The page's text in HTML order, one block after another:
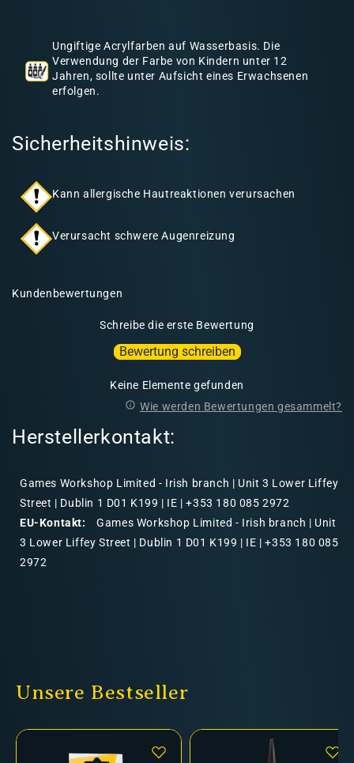
Ungiftige Acrylfarben auf Wasserbasis. Die
Verwendung der Farbe von Kindern unter 12
Jahren, sollte unter Aufsicht eines Erwachsenen
erfolgen.
Sicherheitshinweis:
Kann allergische Hautreaktionen verursachen
Verursacht schwere Augenreizung
Kundenbewertungen
Schreibe die erste Bewertung
Bewertung schreiben
Keine Elemente gefunden
Wie werden Bewertungen gesammelt?
Herstellerkontakt:
Games Workshop Limited - Irish branch | Unit 3 Lower Liffey
Street | Dublin 1 D01 K199 | IE | +353 180 085 2972
EU-Kontakt:
Games Workshop Limited - Irish branch | Unit
3 Lower Liffey Street | Dublin 1 D01 K199 | IE | +353 180 085
2972
Unsere Bestseller